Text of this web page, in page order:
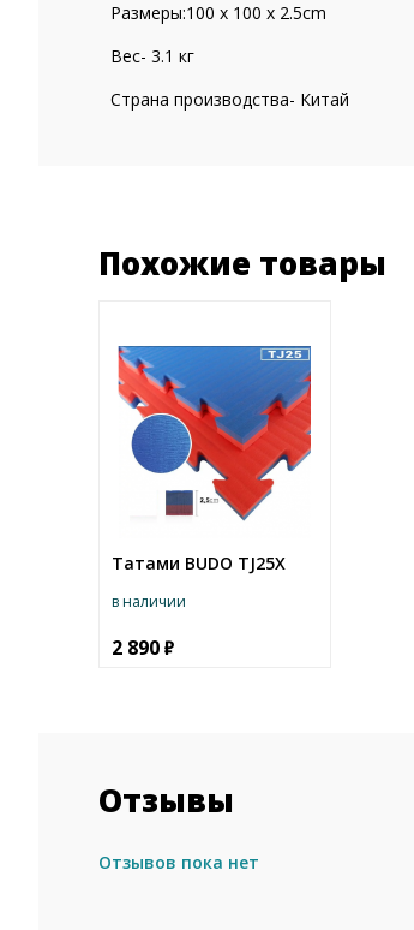
Размеры:100 x 100 x 2.5cm
Вес- 3.1 кг
Страна производства- Китай
Похожие товары
Татами BUDO TJ25X
в наличии
2 890
Отзывы
Отзывов пока нет